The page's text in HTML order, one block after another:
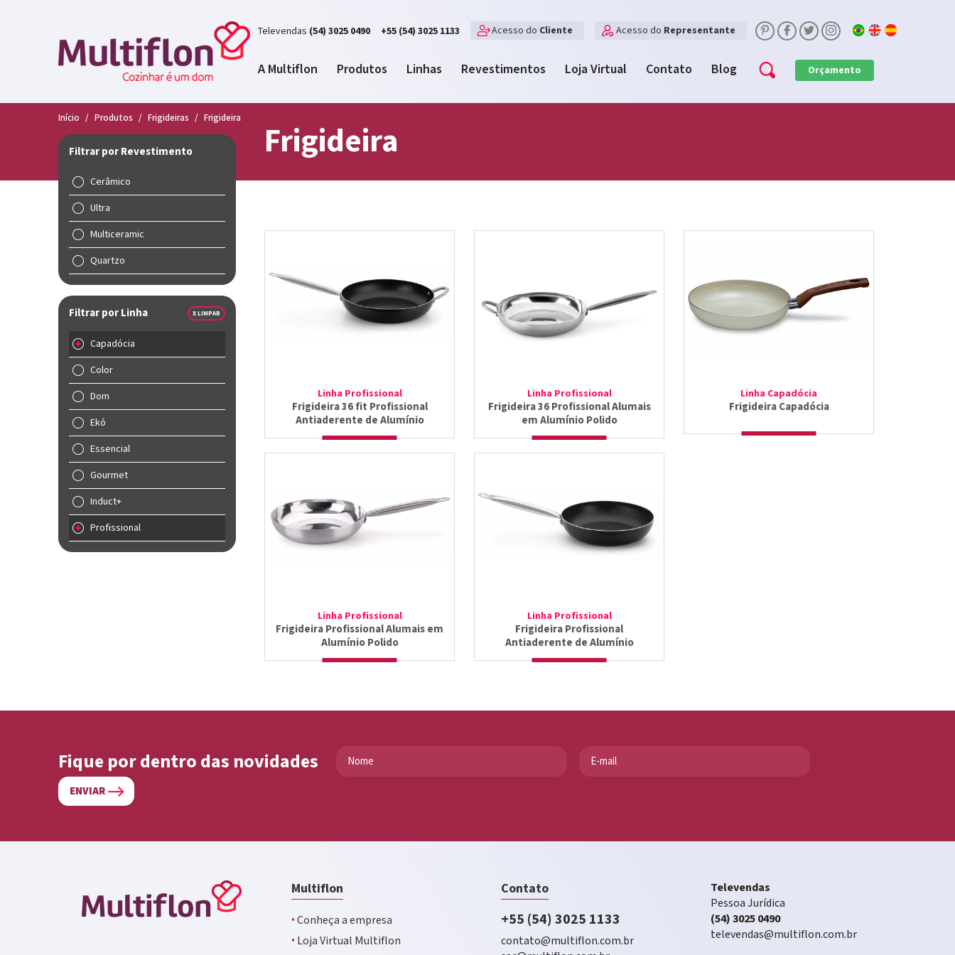
Televendas (54) 3025 0490 +55 (54) 3025 1133 Acesso do Cliente Acesso do Representante
A Multiflon Produtos Linhas Revestimentos Loja Virtual Contato Blog Orçamento
Início / Produtos / Frigideiras / Frigideira
Frigideira
Filtrar por Revestimento
Cerâmico
Ultra
Multiceramic
Quartzo
Filtrar por Linha X LIMPAR
Capadócia
Color
Dom
Ekó
Essencial
Gourmet
Induct+
Profissional
Linha Profissional
Frigideira 36 fit Profissional
Antiaderente de Alumínio
Linha Profissional
Frigideira 36 Profissional Alumais
em Alumínio Polido
Linha Capadócia
Frigideira Capadócia
Linha Profissional
Frigideira Profissional Alumais em
Alumínio Polido
Linha Profissional
Frigideira Profissional
Antiaderente de Alumínio
Fique por dentro das novidades
ENVIAR
Multiflon
·Conheça a empresa
· Loja Virtual Multiflon
Contato
+55 (54) 3025 1133
contato@multiflon.com.br
Televendas
Pessoa Jurídica
(54) 3025 0490
televendas@multiflon.com.br